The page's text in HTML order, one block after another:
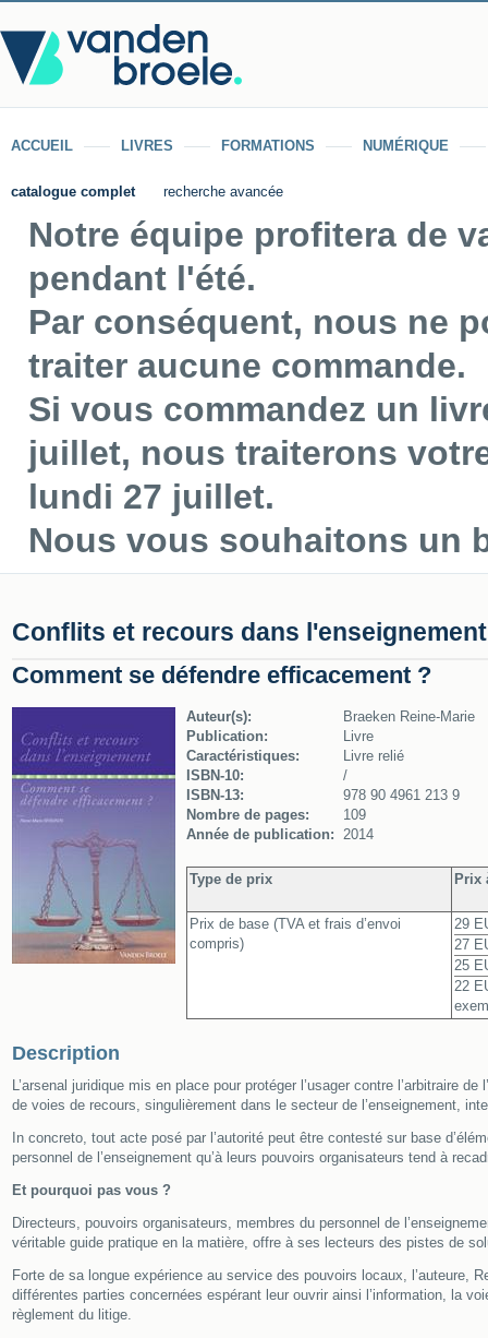
ACCUEIL LIVRES FORMATIONS NUMÉRIQUE
catalogue complet recherche avancée
Notre équipe profitera de
pendant l'été.
Par conséquent, nous ne
traiter aucune commande.
Si vous commandez un
juillet, nous traiterons
lundi 27 juillet.
Nous vous souhaitons un
Conflits et recours dans l'enseignement
Comment se défendre efficacement ?
Auteur(s):
Braeken Reine-Marie
Publication:
Livre
Caractéristiques:
Livre relié
ISBN-10:
/
ISBN-13:
978 90 4961 213 9
Nombre de pages:
109
Année de publication: 2014
Type de prix Prix
Prix de base (TVA et frais d’envoi
compris)
29
27
25
22
Description
L’arsenal juridique mis en place pour protéger l’usager contre l’arbitraire
de voies de recours, singulièrement dans le secteur de l’enseignement,
In concreto, tout acte posé par l’autorité peut être contesté sur base
personnel de l’enseignement qu’à leurs pouvoirs organisateurs tend à
Et pourquoi pas vous ?
Directeurs, pouvoirs organisateurs, membres du personnel de
véritable guide pratique en la matière, offre à ses lecteurs des pistes de
Forte de sa longue expérience au service des pouvoirs locaux, l’auteure,
différentes parties concernées espérant leur ouvrir ainsi l’information, la
règlement du litige.